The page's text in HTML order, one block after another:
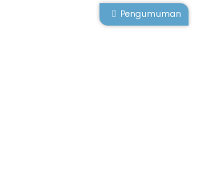
Pengumuman